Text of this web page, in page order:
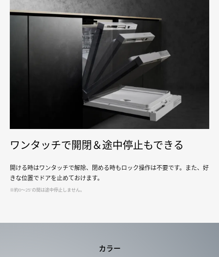
ワンタッチで開閉＆途中停⽌もできる
開ける時はワンタッチで解除、閉める時もロック操作は不要です。また、好
きな位置でドアを⽌めておけます。
※約0〜25°の間は途中停⽌しません。
カラー